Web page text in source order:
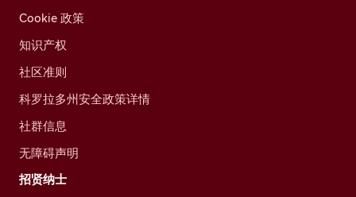
Cookie 政策
知识产权
社区准则
科罗拉多州安全政策详情
社群信息
无障碍声明
招贤纳士